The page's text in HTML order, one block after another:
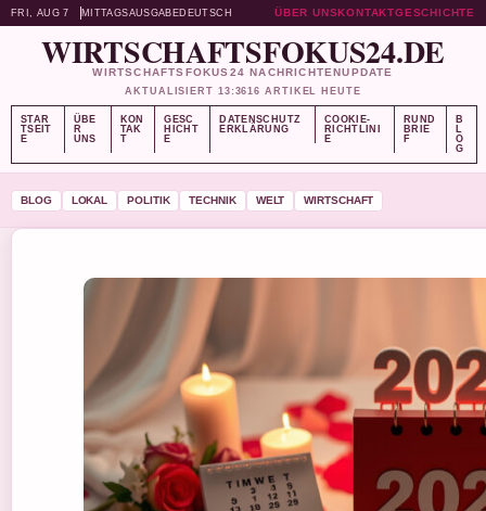
FRI, AUG 7 MITTAGSAUSGABEDEUTSCH ÜBER UNSKONTAKTGESCHICHTE
WIRTSCHAFTSFOKUS24.DE
WIRTSCHAFTSFOKUS24 NACHRICHTENUPDATE
AKTUALISIERT 13:3616 ARTIKEL HEUTE
STAR
TSEIT
E
ÜBE
R
UNS
KON
TAK
T
GESC
HICHT
E
DATENSCHUTZ
ERKLÄRUNG
COOKIE-
RICHTLINI
E
RUND
BRIE
F
B
L
O
G
BLOG LOKAL POLITIK TECHNIK WELT WIRTSCHAFT